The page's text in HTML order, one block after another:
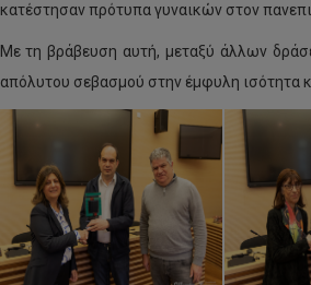
κατέστησαν πρότυπα γυναικών στον
Με τη βράβευση αυτή, μεταξύ άλλων
απόλυτου σεβασμού στην έμφυλη ισότητα